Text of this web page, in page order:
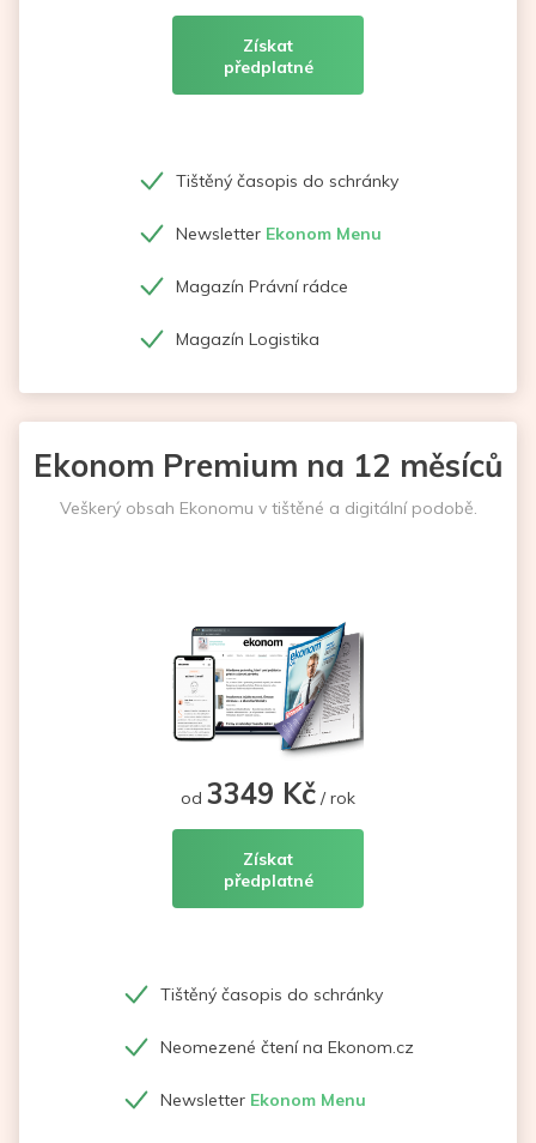
Získat
předplatné
Tištěný časopis do schránky
Newsletter Ekonom Menu
Magazín Právní rádce
Magazín Logistika
Ekonom Premium na 12 měsíců
Veškerý obsah Ekonomu v tištěné a digitální podobě.
od 3349 Kč / rok
Získat
předplatné
Tištěný časopis do schránky
Neomezené čtení na Ekonom.cz
Newsletter Ekonom Menu